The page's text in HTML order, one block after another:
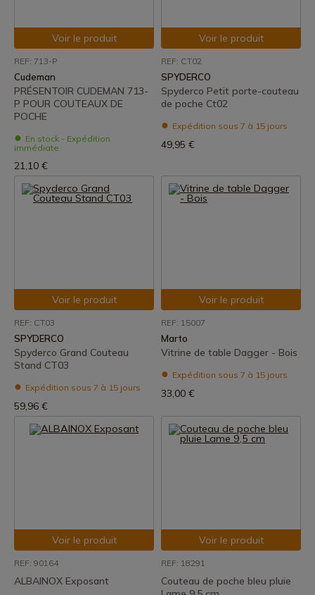
Voir le produit
REF: 713-P
Cudeman
PRÉSENTOIR CUDEMAN 713-
P POUR COUTEAUX DE
POCHE
En stock - Expédition
immédiate
21,10 €
Voir le produit
REF: CT02
SPYDERCO
Spyderco Petit porte-couteau
de poche Ct02
Expédition sous 7 à 15 jours
49,95 €
Voir le produit
REF: CT03
SPYDERCO
Spyderco Grand Couteau
Stand CT03
Expédition sous 7 à 15 jours
59,96 €
Voir le produit
REF: 15007
Marto
Vitrine de table Dagger - Bois
Expédition sous 7 à 15 jours
33,00 €
Voir le produit
REF: 90164
ALBAINOX Exposant
Voir le produit
REF: 18291
Couteau de poche bleu pluie